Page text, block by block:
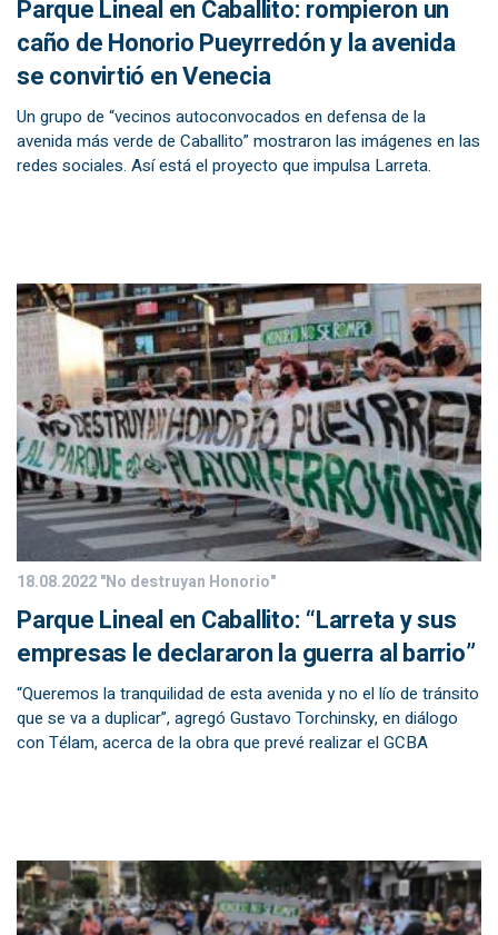
Parque Lineal en Caballito: rompieron un
caño de Honorio Pueyrredón y la avenida
se convirtió en Venecia
Un grupo de “vecinos autoconvocados en defensa de la
avenida más verde de Caballito” mostraron las imágenes en las
redes sociales. Así está el proyecto que impulsa Larreta.
18.08.2022"No destruyan Honorio"
Parque Lineal en Caballito: “Larreta y sus
empresas le declararon la guerra al barrio”
“Queremos la tranquilidad de esta avenida y no el lío de tránsito
que se va a duplicar”, agregó Gustavo Torchinsky, en diálogo
con Télam, acerca de la obra que prevé realizar el GCBA